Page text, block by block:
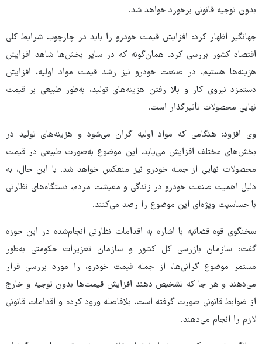
بدون توجیه قانونی برخورد خواهد شد.
جهانگیر اظهار کرد: افزایش قیمت خودرو را باید در چارچوب شرایط کلی
اقتصاد کشور بررسی کرد. همان‌گونه که در سایر بخش‌ها شاهد افزایش
هزینه‌ها هستیم، در صنعت خودرو نیز رشد قیمت مواد اولیه، افزایش
دستمزد نیروی کار و بالا رفتن هزینه‌های تولید، به‌طور طبیعی بر قیمت
نهایی محصولات تأثیرگذار است.
وی افزود: هنگامی که مواد اولیه گران می‌شود و هزینه‌های تولید در
بخش‌های مختلف افزایش می‌یابد، این موضوع به‌صورت طبیعی در قیمت
محصولات نهایی از جمله خودرو نیز منعکس خواهد شد. با این حال، به
دلیل اهمیت صنعت خودرو در زندگی و معیشت مردم، دستگاه‌های نظارتی
با حساسیت ویژه‌ای این موضوع را رصد می‌کنند.
سخنگوی قوه قضائیه با اشاره به اقدامات نظارتی انجام‌شده در این حوزه
گفت: سازمان بازرسی کل کشور و سازمان تعزیرات حکومتی به‌طور
مستمر موضوع گرانی‌ها، از جمله قیمت خودرو، را مورد بررسی قرار
می‌دهند و هر جا که تشخیص دهند افزایش قیمت‌ها بدون توجیه و خارج
از ضوابط قانونی صورت گرفته است، بلافاصله ورود کرده و اقدامات قانونی
لازم را انجام می‌دهند.